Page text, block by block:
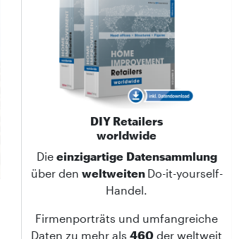
DIY Retailers
worldwide
Die einzigartige Datensammlung
über den weltweiten Do-it-yourself-
Handel.
Firmenporträts und umfangreiche
Daten zu mehr als460 der weltweit